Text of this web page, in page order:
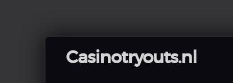
Casinotryouts.nl